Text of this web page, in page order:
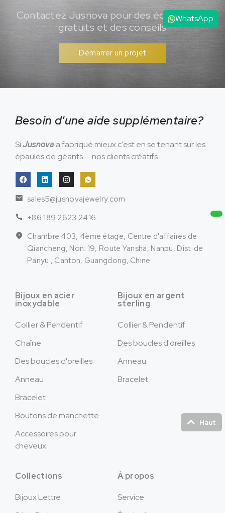
Haut
Contactez Jusnova pour des échantillons
gratuits et des conseils
Démarrer un projet
Besoin d'une aide supplémentaire?
SiJusnova a fabriqué mieux c'est en se tenant sur les
épaules de géants — nos clients créatifs.
sales5@jusnovajewelry.com
+86 189 2623 2416
Chambre 403, 4ème étage, Centre d'affaires de
Qiancheng, Non. 19, Route Yansha, Nanpu, Dist. de
Panyu., Canton, Guangdong, Chine
Bijoux en acier
inoxydable
Collier & Pendentif
Chaîne
Des boucles d'oreilles
Anneau
Bracelet
Boutons de manchette
Accessoires pour
cheveux
Bijoux en argent
sterling
Collier & Pendentif
Des boucles d'oreilles
Anneau
Bracelet
Collections
Bijoux Lettre
À propos
Service
WhatsApp